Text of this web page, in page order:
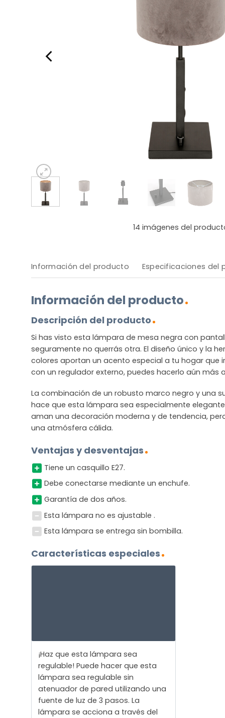
14 imágenes del
Información del producto Especificaciones del
Información del producto
Descripción del producto
Si has visto esta lámpara de mesa negra con
seguramente no querrás otra. El diseño único y la
colores aportan un acento especial a tu hogar que
con un regulador externo, puedes hacerlo aún más
La combinación de un robusto marco negro y una
hace que esta lámpara sea especialmente
aman una decoración moderna y de tendencia,
una atmósfera cálida.
Ventajas y desventajas
Tiene un casquillo E27.
Debe conectarse mediante un enchufe.
Garantía de dos años.
Esta lámpara no es ajustable .
Esta lámpara se entrega sin bombilla.
Características especiales
¡Haz que esta lámpara sea
regulable! Puede hacer que esta
lámpara sea regulable sin
atenuador de pared utilizando una
fuente de luz de 3 pasos. La
lámpara se acciona a través del